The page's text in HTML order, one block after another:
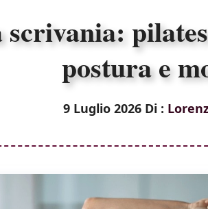
scrivania:
postura e
9 Luglio 2026 Di :